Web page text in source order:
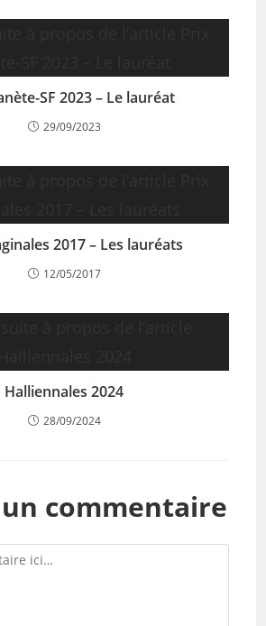
SF 2023 – Le lauréat
29/09/2023
2017 – Les lauréats
12/05/2017
Halliennales 2024
28/09/2024
commentaire